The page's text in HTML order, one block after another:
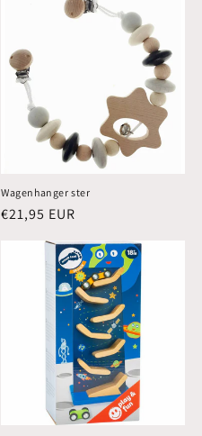
Wagenhanger ster
Normale
€21,95 EUR